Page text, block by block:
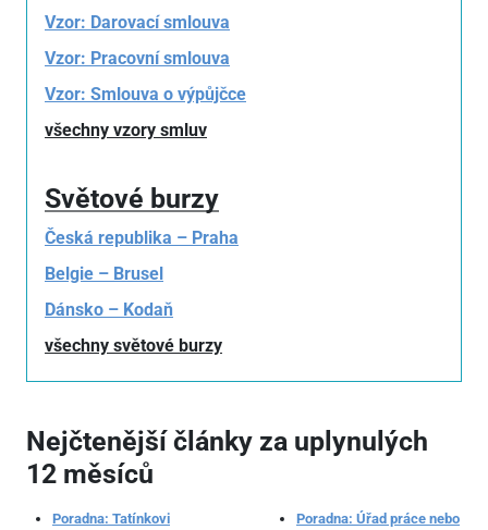
Vzor: Darovací smlouva
Vzor: Pracovní smlouva
Vzor: Smlouva o výpůjčce
všechny vzory smluv
Světové burzy
Česká republika – Praha
Belgie – Brusel
Dánsko – Kodaň
všechny světové burzy
Nejčtenější články za uplynulých
12 měsíců
Poradna: Tatínkovi
Poradna: Úřad práce nebo